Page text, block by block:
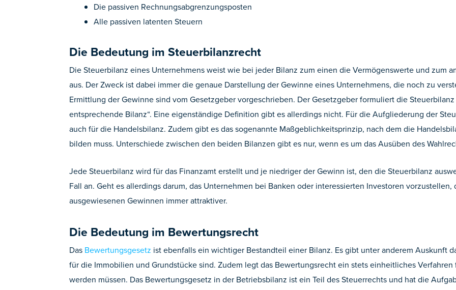
Die passiven Rechnungsabgrenzungsposten
Alle passiven latenten Steuern
Die Bedeutung im Steuerbilanzrecht
Die Steuerbilanz eines Unternehmens weist wie bei jeder Bilanz zum einen die Vermögenswerte und zum
aus. Der Zweck ist dabei immer die genaue Darstellung der Gewinne eines Unternehmens, die noch zu
Ermittlung der Gewinne sind vom Gesetzgeber vorgeschrieben. Der Gesetzgeber formuliert die
entsprechende Bilanz“. Eine eigenständige Definition gibt es allerdings nicht. Für die Aufgliederung der
auch für die Handelsbilanz. Zudem gibt es das sogenannte Maßgeblichkeitsprinzip, nach dem die
bilden muss. Unterschiede zwischen den beiden Bilanzen gibt es nur, wenn es um das Ausüben des
Jede Steuerbilanz wird für das Finanzamt erstellt und je niedriger der Gewinn ist, den die Steuerbilanz
Fall an. Geht es allerdings darum, das Unternehmen bei Banken oder interessierten Investoren
ausgewiesenen Gewinnen immer attraktiver.
Die Bedeutung im Bewertungsrecht
Das Bewertungsgesetz ist ebenfalls ein wichtiger Bestandteil einer Bilanz. Es gibt unter anderem Auskunft
für die Immobilien und Grundstücke sind. Zudem legt das Bewertungsrecht ein stets einheitliches
werden müssen. Das Bewertungsgesetz in der Betriebsbilanz ist ein Teil des Steuerrechts und hat die